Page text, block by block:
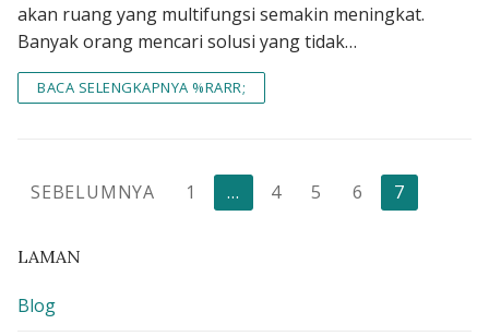
akan ruang yang multifungsi semakin meningkat.
Banyak orang mencari solusi yang tidak…
BACA SELENGKAPNYA %RARR;
Paginasi
SEBELUMNYA 1 … 4 5 6 7
LAMAN
Blog